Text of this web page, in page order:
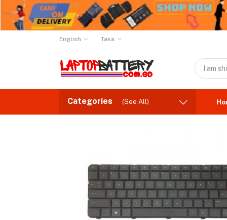
English Taka
Categories (See All)